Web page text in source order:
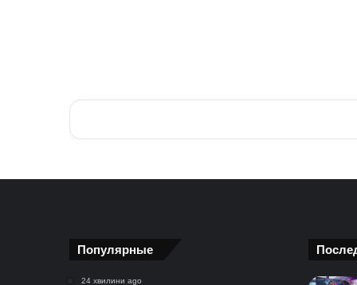
Популярные
24 хвилини ago